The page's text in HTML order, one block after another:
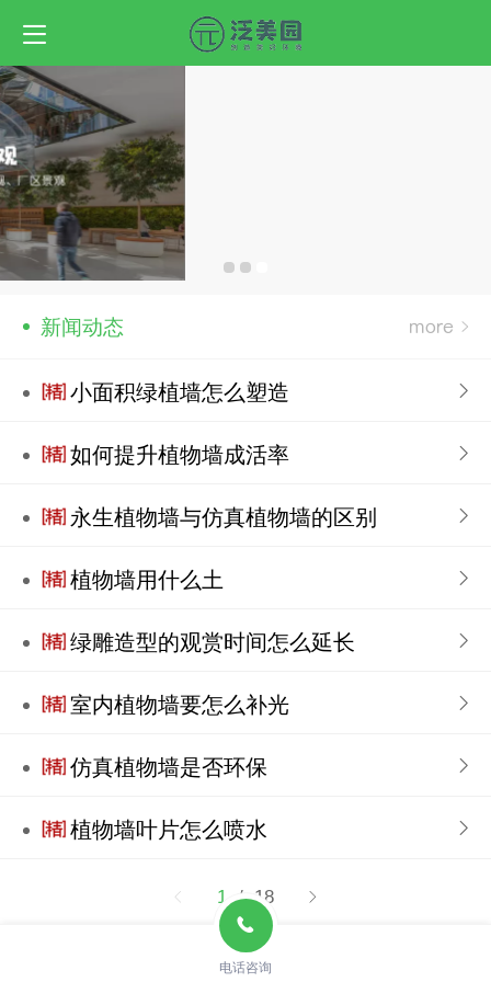
新闻动态
小面积绿植墙怎么塑造
如何提升植物墙成活率
永生植物墙与仿真植物墙的区别
植物墙用什么土
绿雕造型的观赏时间怎么延长
室内植物墙要怎么补光
仿真植物墙是否环保
植物墙叶片怎么喷水
1/ 18
天津泛美园环境科技有限公司 版权所有
电话咨询